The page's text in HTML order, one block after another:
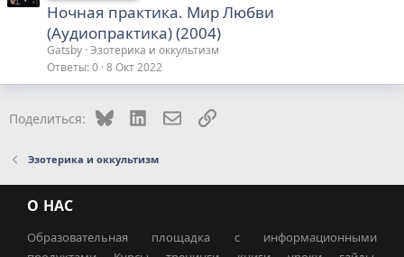
Ночная практика. Мир Любви
(Аудиопрактика) (2004)
Gatsby Эзотерика и оккультизм
Ответы 0 8 Окт 2022
Поделиться: Bluesky LinkedInЭлектронная почта
Ссылка
Эзотерика и оккультизм
О НАС
Образовательная площадка с информационными